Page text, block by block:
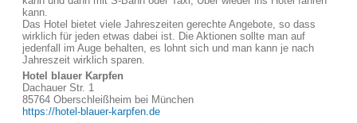
kann.
Das Hotel bietet viele Jahreszeiten gerechte Angebote, so dass
wirklich für jeden etwas dabei ist. Die Aktionen sollte man auf
jedenfall im Auge behalten, es lohnt sich und man kann je nach
Jahreszeit wirklich sparen.
Hotel blauer Karpfen
Dachauer Str. 1
85764 Oberschleißheim bei München
https://hotel-blauer-karpfen.de